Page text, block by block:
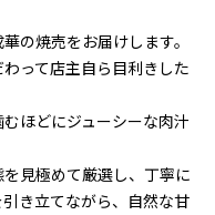
の焼売をお届けします。
って店主自ら目利きした
ほどにジューシーな肉汁
見極めて厳選し、丁寧に
き立てながら、自然な甘